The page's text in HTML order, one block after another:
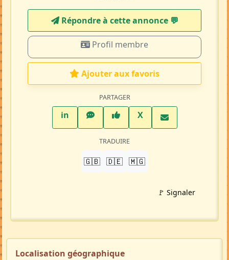
Répondre à cette annonce 💬​
Profil membre
Ajouter aux favoris
PARTAGER
inLinkedInWhatsAppFacebook
XTwitter X
TRADUIRE
🇬🇧 🇩🇪 🇲🇬
🚩 Signaler
Localisation géographique